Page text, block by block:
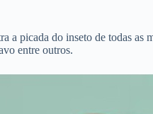
a picada do inseto de todas
entre outros.